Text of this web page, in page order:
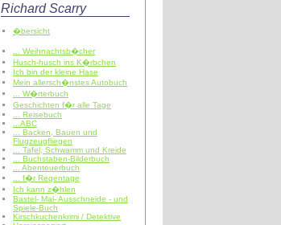
Richard Scarry
�bersicht
... Weihnachtsb�cher
Husch-husch ins K�rbchen
Ich bin der kleine Hase
Mein allersch�nstes Autobuch
... W�rterbuch
Geschichten f�r alle Tage
... Reisebuch
...ABC
... Backen, Bauen und
Flugzeugfliegen
... Tafel, Schwamm und Kreide
... Buchstaben-Bilderbuch
... Abenteuerbuch
... f�r Regentage
Ich kann z�hlen
Bastel- Mal- Ausschneide - und
Spiele-Buch
Kirschkuchenkrimi / Detektive